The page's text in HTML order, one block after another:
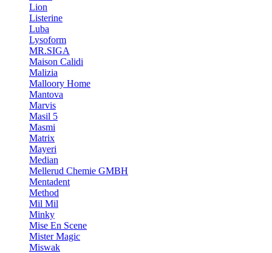
Lion
Listerine
Luba
Lysoform
MR.SIGA
Maison Calidi
Malizia
Malloory Home
Mantova
Marvis
Masil 5
Masmi
Matrix
Mayeri
Median
Mellerud Chemie GMBH
Mentadent
Method
Mil Mil
Minky
Mise En Scene
Mister Magic
Miswak